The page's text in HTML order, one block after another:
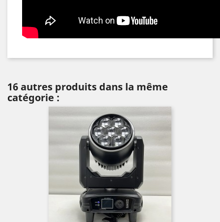
16 autres produits dans la même
catégorie :